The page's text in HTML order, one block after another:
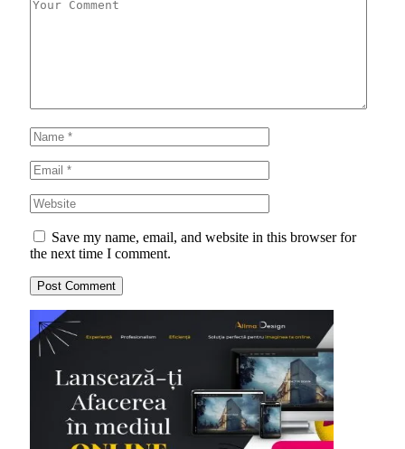
Save my name, email, and website in this browser for
the next time I comment.